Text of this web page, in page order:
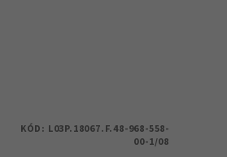
KÓD: L03P.18067.F.48-968-558-
00-1/08